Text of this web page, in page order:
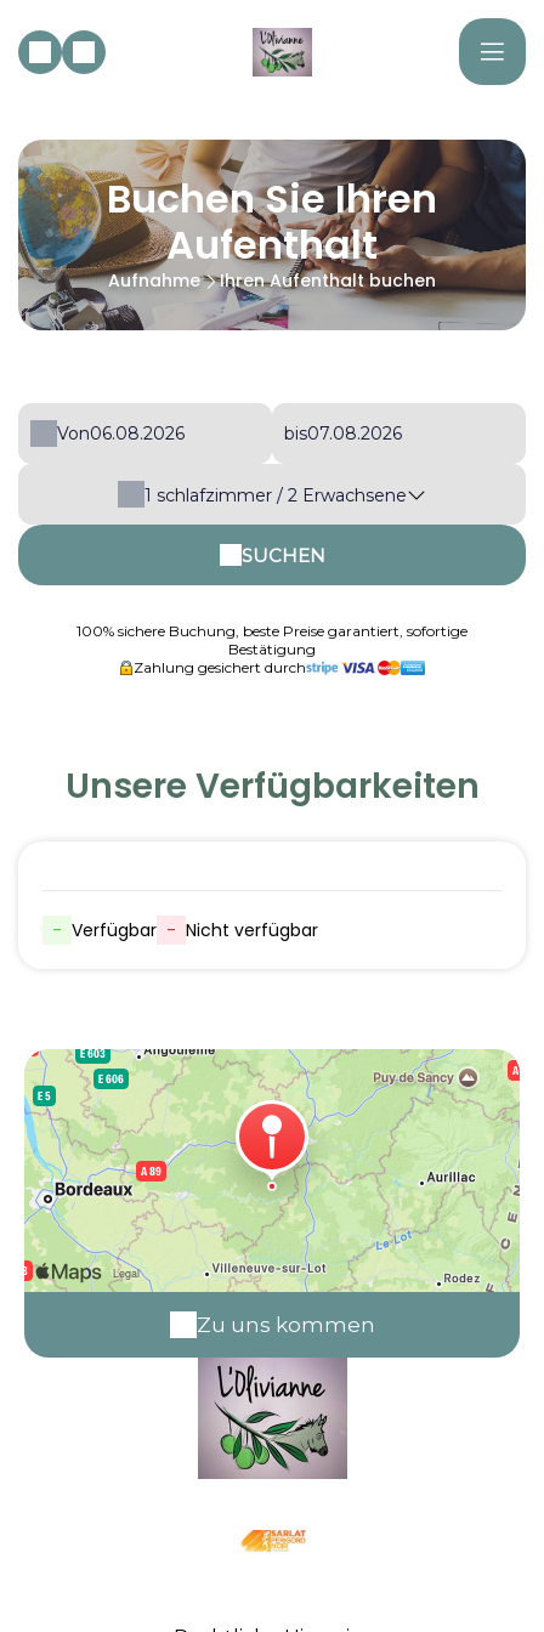
Buchen Sie Ihren
Aufenthalt
Aufnahme Ihren Aufenthalt buchen
Von bis
1 schlafzimmer / 2 Erwachsene
SUCHEN
100% sichere Buchung, beste Preise garantiert, sofortige
Bestätigung
Zahlung gesichert durch
Unsere Verfügbarkeiten
- Verfügbar - Nicht verfügbar
Zu uns kommen